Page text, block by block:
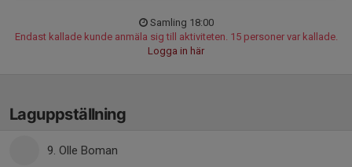
Samling 18:00
Endast kallade kunde anmäla sig till aktiviteten. 15 personer var kallade.
Logga in här
Laguppställning
9. Olle Boman